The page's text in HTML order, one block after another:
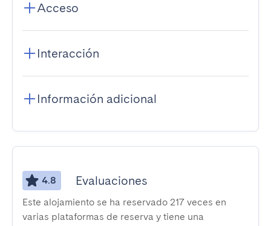
Acceso
Interacción
Información adicional
4.8 Evaluaciones
Este alojamiento se ha reservado 217 veces en
varias plataformas de reserva y tiene una